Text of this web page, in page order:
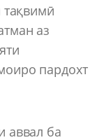
аз
пардохт
аввал ба